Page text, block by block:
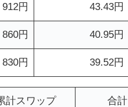
912円 43.43円
860円 40.95円
830円 39.52円
計スワップ 合計